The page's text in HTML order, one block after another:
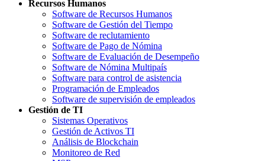
Recursos Humanos
Software de Recursos Humanos
Software de Gestión del Tiempo
Software de reclutamiento
Software de Pago de Nómina
Software de Evaluación de Desempeño
Software de Nómina Multipaís
Software para control de asistencia
Programación de Empleados
Software de supervisión de empleados
Gestión de TI
Sistemas Operativos
Gestión de Activos TI
Análisis de Blockchain
Monitoreo de Red